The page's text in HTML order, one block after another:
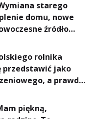
starego
domu, nowe
źródło
energię, lepszy
i... czystsze
rolnika
przedstawić jako
a prawda
piękną,